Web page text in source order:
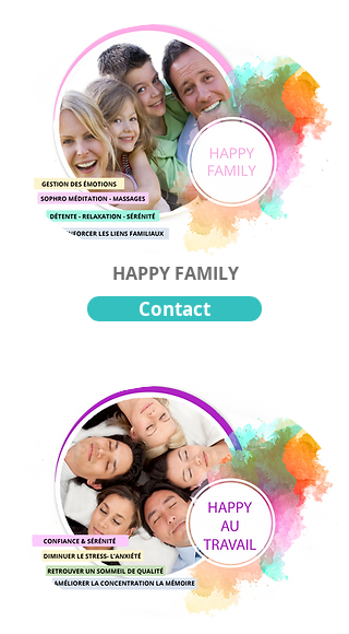
HAPPY FAMILY
Contact